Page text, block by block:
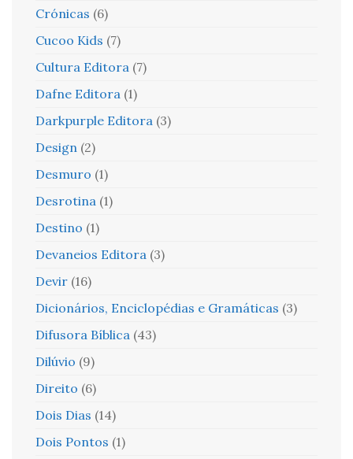
Crónicas (6)
Cucoo Kids (7)
Cultura Editora (7)
Dafne Editora (1)
Darkpurple Editora (3)
Design (2)
Desmuro (1)
Desrotina (1)
Destino (1)
Devaneios Editora (3)
Devir (16)
Dicionários, Enciclopédias e Gramáticas (3)
Difusora Bíblica (43)
Dilúvio (9)
Direito (6)
Dois Dias (14)
Dois Pontos (1)